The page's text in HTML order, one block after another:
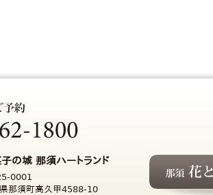
の城 那須ハートランド
0001
那須町高久甲4588-10